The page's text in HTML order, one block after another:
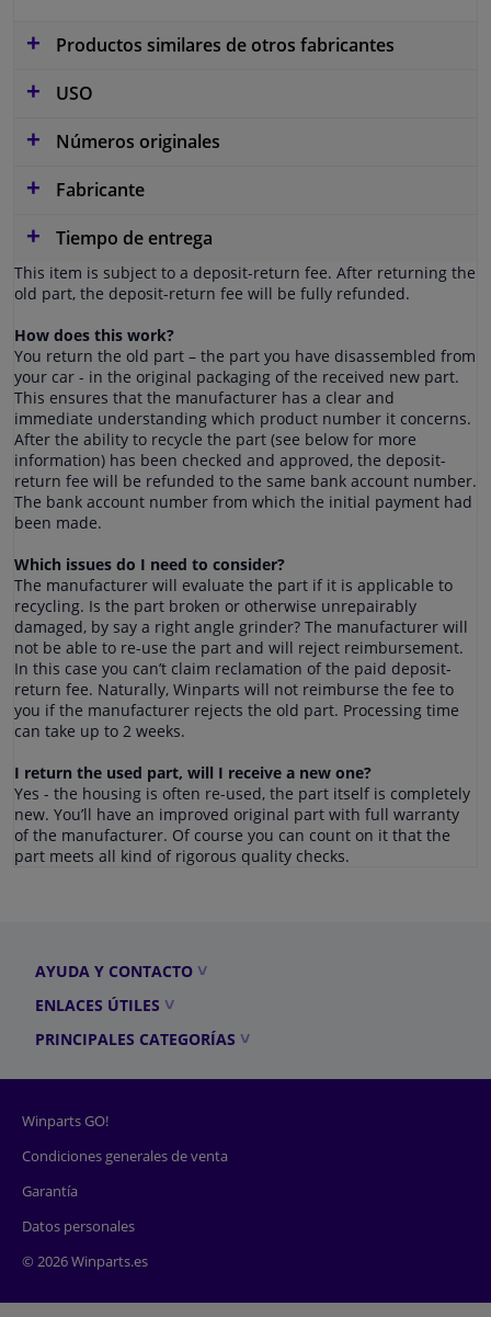
Productos similares de otros fabricantes
USO
Números originales
Fabricante
Tiempo de entrega
This item is subject to a deposit-return fee. After returning the
old part, the deposit-return fee will be fully refunded.
How does this work?
You return the old part – the part you have disassembled from
your car - in the original packaging of the received new part.
This ensures that the manufacturer has a clear and
immediate understanding which product number it concerns.
After the ability to recycle the part (see below for more
information) has been checked and approved, the deposit-
return fee will be refunded to the same bank account number.
The bank account number from which the initial payment had
been made.
Which issues do I need to consider?
The manufacturer will evaluate the part if it is applicable to
recycling. Is the part broken or otherwise unrepairably
damaged, by say a right angle grinder? The manufacturer will
not be able to re-use the part and will reject reimbursement.
In this case you can’t claim reclamation of the paid deposit-
return fee. Naturally, Winparts will not reimburse the fee to
you if the manufacturer rejects the old part. Processing time
can take up to 2 weeks.
I return the used part, will I receive a new one?
Yes - the housing is often re-used, the part itself is completely
new. You’ll have an improved original part with full warranty
of the manufacturer. Of course you can count on it that the
part meets all kind of rigorous quality checks.
AYUDA Y CONTACTO
ENLACES ÚTILES
PRINCIPALES CATEGORÍAS
Winparts GO!
Condiciones generales de venta
Garantía
Datos personales
© 2026 Winparts.es